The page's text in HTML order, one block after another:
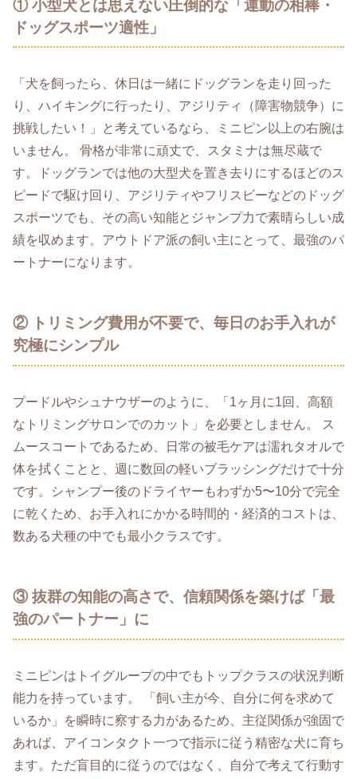
① 小型犬とは思えない圧倒的な「運動の相棒・
ドッグスポーツ適性」
「犬を飼ったら、休日は一緒にドッグランを走り回った
り、ハイキングに行ったり、アジリティ（障害物競争）に
挑戦したい！」と考えているなら、ミニピン以上の右腕は
いません。 骨格が非常に頑丈で、スタミナは無尽蔵で
す。ドッグランでは他の大型犬を置き去りにするほどのス
ピードで駆け回り、アジリティやフリスビーなどのドッグ
スポーツでも、その高い知能とジャンプ力で素晴らしい成
績を収めます。アウトドア派の飼い主にとって、最強のパ
ートナーになります。
② トリミング費用が不要で、毎日のお手入れが
究極にシンプル
プードルやシュナウザーのように、「1ヶ月に1回、高額
なトリミングサロンでのカット」を必要としません。 ス
ムースコートであるため、日常の被毛ケアは濡れタオルで
体を拭くことと、週に数回の軽いブラッシングだけで十分
です。シャンプー後のドライヤーもわずか5〜10分で完全
に乾くため、お手入れにかかる時間的・経済的コストは、
数ある犬種の中でも最小クラスです。
③ 抜群の知能の高さで、信頼関係を築けば「最
強のパートナー」に
ミニピンはトイグループの中でもトップクラスの状況判断
能力を持っています。 「飼い主が今、自分に何を求めて
いるか」を瞬時に察する力があるため、主従関係が強固で
あれば、アイコンタクト一つで指示に従う精密な犬に育ち
ます。ただ盲目的に従うのではなく、自分で考えて行動す